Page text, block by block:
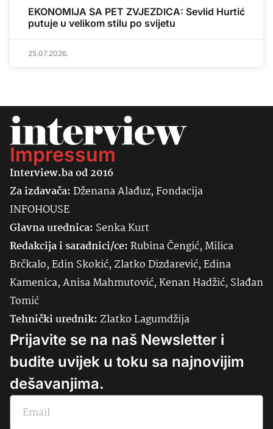
EKONOMIJA SA PET ZVJEZDICA: Sevlid Hurtić
putuje u velikom stilu po svijetu
25.07.2026.
Impressum
Interview.ba od 2016
Za izdavača:Dženana Alađuz, Fondacija
INFOHOUSE
Glavna urednica: SenkaKurt
Redakcija i saradnici/ce:Rubina Čengić, Milica
Brčkalo, Edin Skokić, Zlatko Dizdarević, Edina
Kamenica, Anisa Mahmutović, Kenan Hadžić, Slađan
Tomić
Tehnički urednik:Zlatko Lagumdžija
Prijavite se na naš Newsletter i
budite uvijek u toku sa najnovijim
dešavanjima.